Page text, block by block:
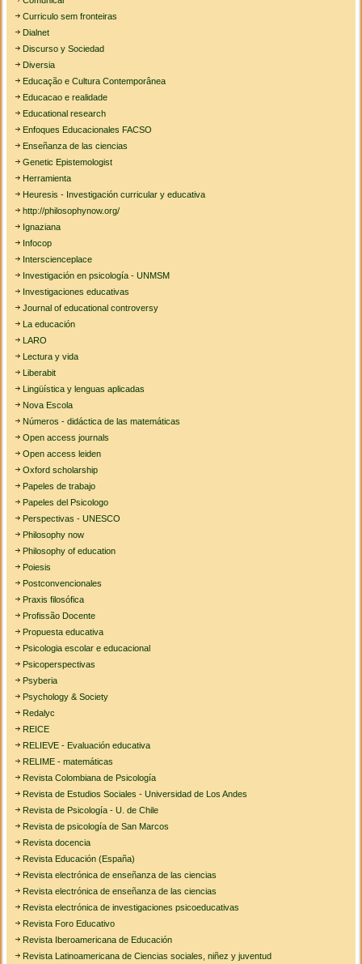
Curriculo sem fronteiras
Dialnet
Discurso y Sociedad
Diversia
Educação e Cultura Contemporânea
Educacao e realidade
Educational research
Enfoques Educacionales FACSO
Enseñanza de las ciencias
Genetic Epistemologist
Herramienta
Heuresis - Investigación curricular y educativa
http://philosophynow.org/
Ignaziana
Infocop
Interscienceplace
Investigación en psicología - UNMSM
Investigaciones educativas
Journal of educational controversy
La educación
LARO
Lectura y vida
Liberabit
Lingüística y lenguas aplicadas
Nova Escola
Números - didáctica de las matemáticas
Open access journals
Open access leiden
Oxford scholarship
Papeles de trabajo
Papeles del Psicologo
Perspectivas - UNESCO
Philosophy now
Philosophy of education
Poiesis
Postconvencionales
Praxis filosófica
Profissão Docente
Propuesta educativa
Psicologia escolar e educacional
Psicoperspectivas
Psyberia
Psychology & Society
Redalyc
REICE
RELIEVE - Evaluación educativa
RELIME - matemáticas
Revista Colombiana de Psicología
Revista de Estudios Sociales - Universidad de Los Andes
Revista de Psicología - U. de Chile
Revista de psicología de San Marcos
Revista docencia
Revista Educación (España)
Revista electrónica de enseñanza de las ciencias
Revista electrónica de enseñanza de las ciencias
Revista electrónica de investigaciones psicoeducativas
Revista Foro Educativo
Revista Iberoamericana de Educación
Revista Latinoamericana de Ciencias sociales, niñez y juventud